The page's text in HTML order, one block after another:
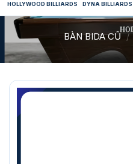
HOLLYWOOD BILLIARDS DYNA BILLIARDS
BÀN BIDA CŨ /